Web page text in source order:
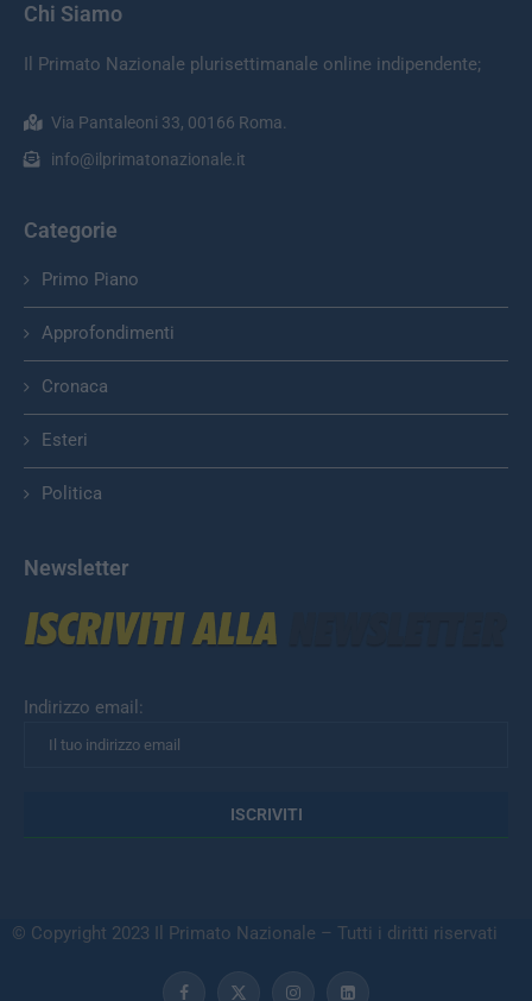
Chi Siamo
Il Primato Nazionale plurisettimanale online indipendente;
Via Pantaleoni 33, 00166 Roma.
info@ilprimatonazionale.it
Categorie
Primo Piano
Approfondimenti
Cronaca
Esteri
Politica
Newsletter
Indirizzo email:
© Copyright 2023 Il Primato Nazionale – Tutti i diritti riservati